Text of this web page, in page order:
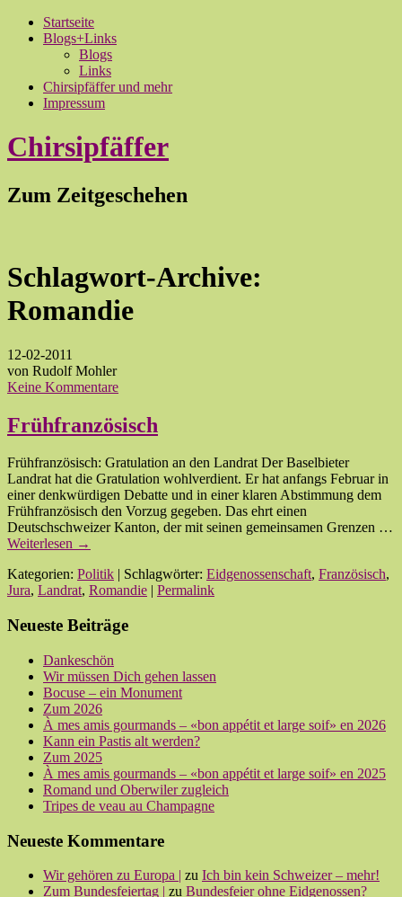
Startseite
Blogs+Links
Blogs
Links
Chirsipfäffer und mehr
Impressum
Chirsipfäffer
Zum Zeitgeschehen
Schlagwort-Archive:
Romandie
12-02-2011
von Rudolf Mohler
Keine Kommentare
Frühfranzösisch
Frühfranzösisch: Gratulation an den Landrat Der Baselbieter
Landrat hat die Gratulation wohlverdient. Er hat anfangs Februar in
einer denkwürdigen Debatte und in einer klaren Abstimmung dem
Frühfranzösisch den Vorzug gegeben. Das ehrt einen
Deutschschweizer Kanton, der mit seinen gemeinsamen Grenzen …
Weiterlesen →
Kategorien: Politik | Schlagwörter: Eidgenossenschaft, Französisch,
Jura, Landrat, Romandie Permalink
Neueste Beiträge
Dankeschön
Wir müssen Dich gehen lassen
Bocuse – ein Monument
Zum 2026
À mes amis gourmands – «bon appétit et large soif» en 2026
Kann ein Pastis alt werden?
Zum 2025
À mes amis gourmands – «bon appétit et large soif» en 2025
Romand und Oberwiler zugleich
Tripes de veau au Champagne
Neueste Kommentare
Wir gehören zu Europa | zu Ich bin kein Schweizer – mehr!
Zum Bundesfeiertag | zu Bundesfeier ohne Eidgenossen?